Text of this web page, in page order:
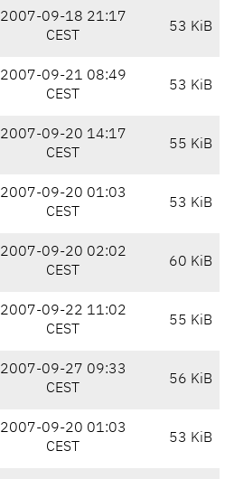
2007-09-18 21:17
CEST
53 KiB
2007-09-21 08:49
CEST
53 KiB
2007-09-20 14:17
CEST
55 KiB
2007-09-20 01:03
CEST
53 KiB
2007-09-20 02:02
CEST
60 KiB
2007-09-22 11:02
CEST
55 KiB
2007-09-27 09:33
CEST
56 KiB
2007-09-20 01:03
CEST
53 KiB